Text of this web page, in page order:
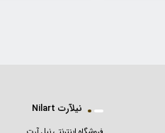
نیلآرت Nilart